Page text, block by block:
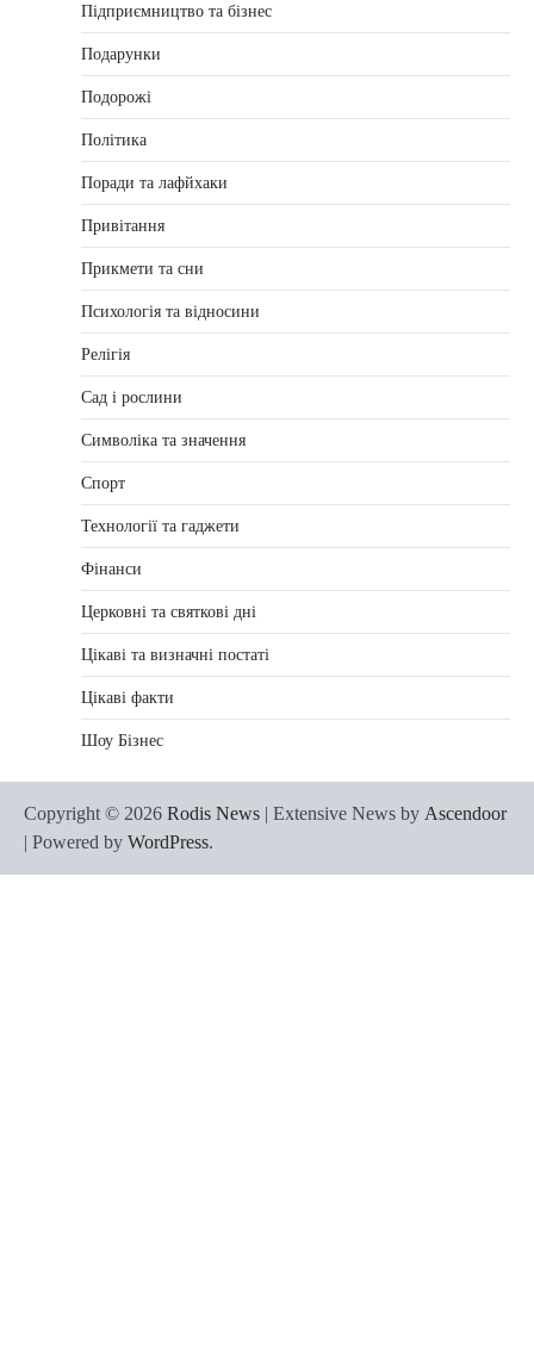
Підприємництво та бізнес
Подарунки
Подорожі
Політика
Поради та лафйхаки
Привітання
Прикмети та сни
Психологія та відносини
Релігія
Сад і рослини
Символіка та значення
Спорт
Технології та гаджети
Фінанси
Церковні та святкові дні
Цікаві та визначні постаті
Цікаві факти
Шоу Бізнес
Copyright © 2026 Rodis News | Extensive News by Ascendoor
| Powered by WordPress.